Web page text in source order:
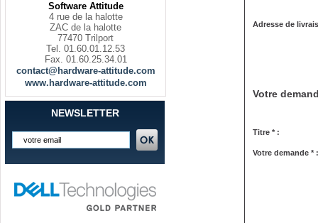
Software Attitude
4 rue de la halotte
ZAC de la halotte
77470 Trilport
Tel. 01.60.01.12.53
Fax. 01.60.25.34.01
contact@hardware-attitude.com
www.hardware-attitude.com
NEWSLETTER
Adresse de
Votre
Titre * :
Votre demande * :